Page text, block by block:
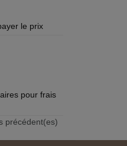
le prix
pour frais
précédent(es)